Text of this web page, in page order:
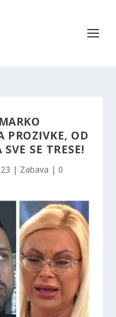
PROZIVKE, OD
SE TRESE!
| Zabava | 0